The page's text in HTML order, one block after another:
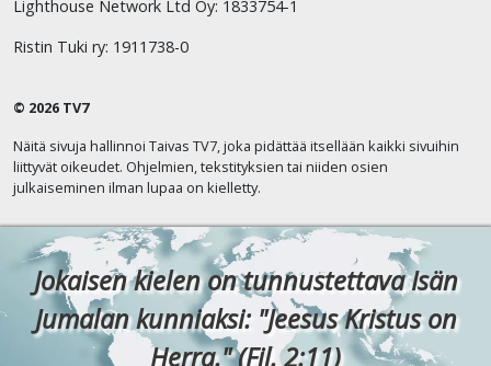
Lighthouse Network Ltd Oy: 1833754-1
Ristin Tuki ry: 1911738-0
© 2026 TV7
Näitä sivuja hallinnoi Taivas TV7, joka pidättää itsellään kaikki sivuihin
liittyvät oikeudet. Ohjelmien, tekstityksien tai niiden osien
julkaiseminen ilman lupaa on kielletty.
Jokaisen kielen on tunnustettava Isän
Jumalan kunniaksi: "Jeesus Kristus on
Herra." (Fil. 2:11)